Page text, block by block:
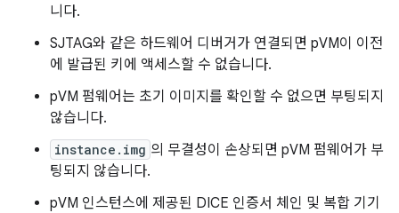
니다.
SJTAG와 같은 하드웨어 디버거가 연결되면 pVM이 이전
에 발급된 키에 액세스할 수 없습니다.
pVM 펌웨어는 초기 이미지를 확인할 수 없으면 부팅되지
않습니다.
instance.img 의 무결성이 손상되면 pVM 펌웨어가 부
팅되지 않습니다.
pVM 인스턴스에 제공된 DICE 인증서 체인 및 복합 기기